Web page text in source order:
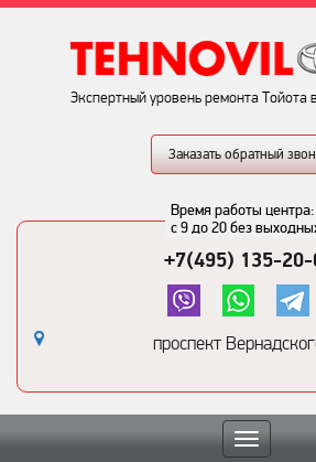
Экспертный уровень ремонта Тойота
Заказать обратный
Время работы центра:
с 9 до 20 без
+7(495) 135-
проспект
Toggle